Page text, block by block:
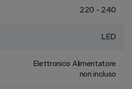
220 - 240
LED
Elettronico Alimentatore
non incluso